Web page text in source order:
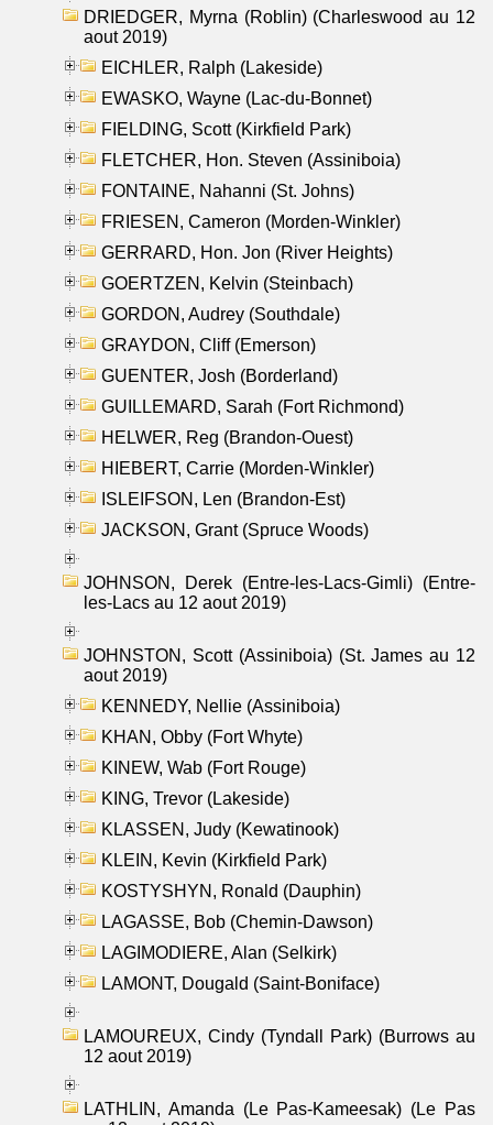
DRIEDGER, Myrna (Roblin) (Charleswood au 12
aout 2019)
EICHLER, Ralph (Lakeside)
EWASKO, Wayne (Lac-du-Bonnet)
FIELDING, Scott (Kirkfield Park)
FLETCHER, Hon. Steven (Assiniboia)
FONTAINE, Nahanni (St. Johns)
FRIESEN, Cameron (Morden-Winkler)
GERRARD, Hon. Jon (River Heights)
GOERTZEN, Kelvin (Steinbach)
GORDON, Audrey (Southdale)
GRAYDON, Cliff (Emerson)
GUENTER, Josh (Borderland)
GUILLEMARD, Sarah (Fort Richmond)
HELWER, Reg (Brandon-Ouest)
HIEBERT, Carrie (Morden-Winkler)
ISLEIFSON, Len (Brandon-Est)
JACKSON, Grant (Spruce Woods)
JOHNSON, Derek (Entre-les-Lacs-Gimli) (Entre-
les-Lacs au 12 aout 2019)
JOHNSTON, Scott (Assiniboia) (St. James au 12
aout 2019)
KENNEDY, Nellie (Assiniboia)
KHAN, Obby (Fort Whyte)
KINEW, Wab (Fort Rouge)
KING, Trevor (Lakeside)
KLASSEN, Judy (Kewatinook)
KLEIN, Kevin (Kirkfield Park)
KOSTYSHYN, Ronald (Dauphin)
LAGASSE, Bob (Chemin-Dawson)
LAGIMODIERE, Alan (Selkirk)
LAMONT, Dougald (Saint-Boniface)
LAMOUREUX, Cindy (Tyndall Park) (Burrows au
12 aout 2019)
LATHLIN, Amanda (Le Pas-Kameesak) (Le Pas